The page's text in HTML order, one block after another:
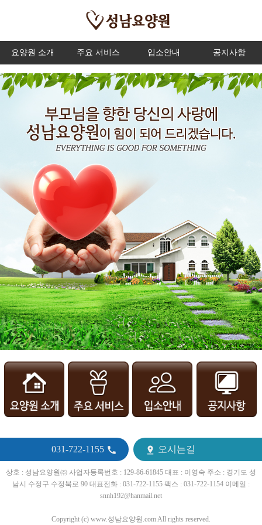
요양원 소개 주요 서비스 입소안내 공지사항
031-722-1155   오시는길
상호 : 성남요양원㈜ 사업자등록번호 : 129-86-61845 대표 : 이영숙 주소 : 경기도 성
남시 수정구 수정북로 90 대표전화 : 031-722-1155 팩스 : 031-722-1154 이메일 :
snnh192@hanmail.net
Copyright (c) www.성남요양원.com All rights reserved.